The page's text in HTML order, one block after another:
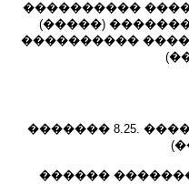
����������
(�����)
����������
������� 8.25.
������